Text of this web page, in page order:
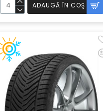
ADAUGĂ ÎN COŞ